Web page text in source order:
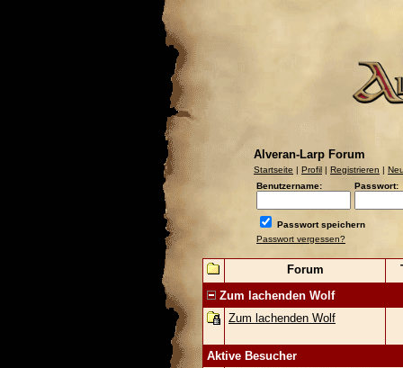
Alveran-Larp Forum
Startseite | Profil | Registrieren |
Benutzername:
Passwort:
Passwort speichern
Passwort vergessen?
Forum
Zum lachenden Wolf
Zum lachenden Wolf
Aktive Besucher